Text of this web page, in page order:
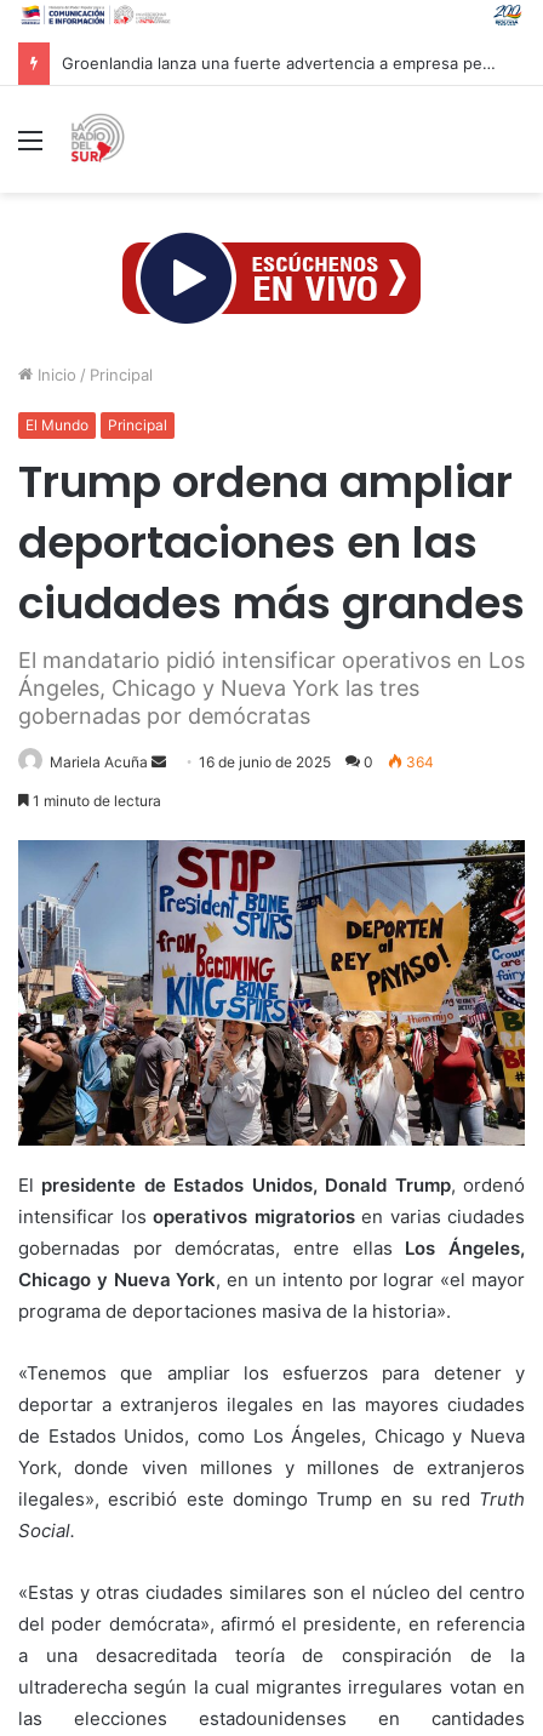
Groenlandia lanza una fuerte advertencia a empresa petrolera vinculada a Trump
Menú
Inicio / Principal
El Mundo Principal
Trump ordena ampliar
deportaciones en las
ciudades más grandes
El mandatario pidió intensificar operativos en Los
Ángeles, Chicago y Nueva York las tres
gobernadas por demócratas
Mariela Acuña
Send16 de junio de 2025 0 364
1 minuto de lectura
El presidente de Estados Unidos, Donald Trump, ordenó
intensificar los operativos migratoriosen varias ciudades
gobernadas por demócratas, entre ellas Los Ángeles,
Chicago y Nueva York, en un intento por lograr «el mayor
programa de deportaciones masiva de la historia».
«Tenemos que ampliar los esfuerzos para detener y
deportar a extranjeros ilegales en las mayores ciudades
de Estados Unidos, como Los Ángeles, Chicago y Nueva
York, donde viven millones y millones de extranjeros
ilegales», escribió este domingo Trump en su red Truth
Social.
«Estas y otras ciudades similares son el núcleo del centro
del poder demócrata», afirmó el presidente, en referencia
a una desacreditada teoría de conspiración de la
ultraderecha según la cual migrantes irregulares votan en
las elecciones estadounidenses en cantidades